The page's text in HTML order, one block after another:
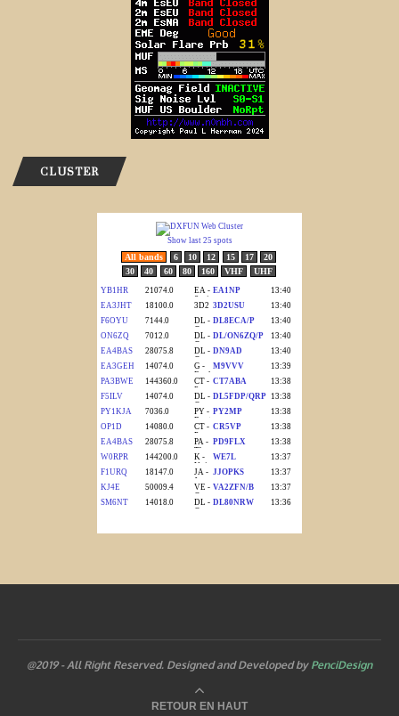
CLUSTER
@2019 - All Right Reserved. Designed and Developed by PenciDesign
RETOUR EN HAUT